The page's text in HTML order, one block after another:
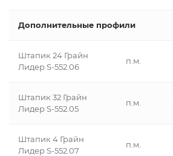
Дополнительные профили
Штапик 24 Грайн
Лидер S-552.06
п.м.
Штапик 32 Грайн
Лидер S-552.05
п.м.
Штапик 4 Грайн
Лидер S-552.07
п.м.